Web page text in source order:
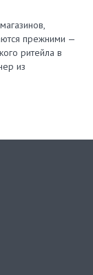
прежними —
ритейла в
из